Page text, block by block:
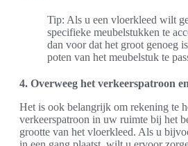
Tip: Als u een vloerkleed wilt
specifieke meubelstukken te
dan voor dat het groot genoeg
poten van het meubelstuk te
4. Overweeg het verkeerspatroon
Het is ook belangrijk om rekening te
verkeerspatroon in uw ruimte bij het
grootte van het vloerkleed. Als u